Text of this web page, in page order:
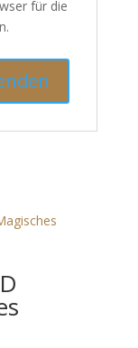
für die